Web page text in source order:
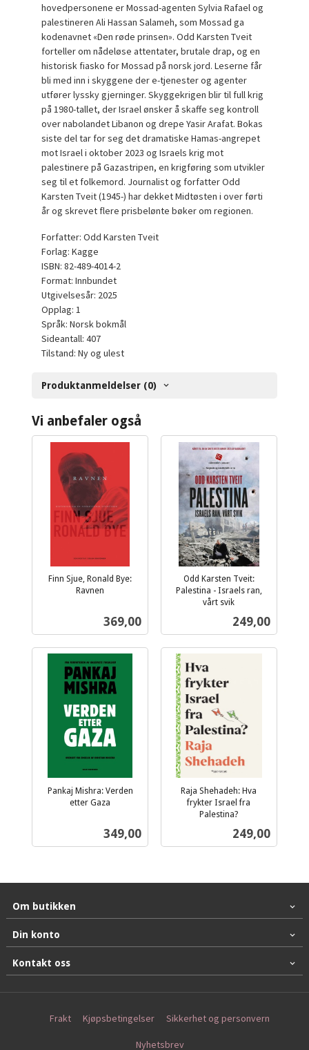
hovedpersonene er Mossad-agenten Sylvia Rafael og
palestineren Ali Hassan Salameh, som Mossad ga
kodenavnet «Den røde prinsen». Odd Karsten Tveit
forteller om nådeløse attentater, brutale drap, og en
historisk fiasko for Mossad på norsk jord. Leserne får
bli med inn i skyggene der e-tjenester og agenter
utfører lyssky gjerninger. Skyggekrigen blir til full krig
på 1980-tallet, der Israel ønsker å skaffe seg kontroll
over nabolandet Libanon og drepe Yasir Arafat. Bokas
siste del tar for seg det dramatiske Hamas-angrepet
mot Israel i oktober 2023 og Israels krig mot
palestinere på Gazastripen, en krigføring som utvikler
seg til et folkemord. Journalist og forfatter Odd
Karsten Tveit (1945-) har dekket Midtøsten i over førti
år og skrevet flere prisbelønte bøker om regionen.
Forfatter: Odd Karsten Tveit
Forlag: Kagge
ISBN: 82-489-4014-2
Format: Innbundet
Utgivelsesår: 2025
Opplag: 1
Språk: Norsk bokmål
Sideantall: 407
Tilstand: Ny og ulest
Produktanmeldelser (0)
Vi anbefaler også
Finn Sjue, Ronald Bye:
Ravnen
Pris
369,00
Odd Karsten Tveit:
Palestina - Israels ran,
vårt svik
Pris
249,00
Pankaj Mishra: Verden
etter Gaza
Pris
349,00
Raja Shehadeh: Hva
frykter Israel fra
Palestina?
Pris
249,00
Om butikken
Din konto
Kontakt oss
Frakt Kjøpsbetingelser Sikkerhet og personvern
Nyhetsbrev